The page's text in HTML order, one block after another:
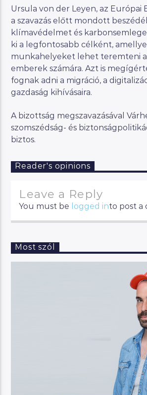
Ursula von der Leyen, az Európai
a szavazás előtt mondott
klímavédelmet és
ki a legfontosabb célként, amellyel
munkahelyeket lehet teremteni
emberek számára. Azt is
fognak adni a migráció, a
gazdaság kihívásaira.
A bizottság megszavazásával
szomszédság- és
biztos.
Reader's opinions
Leave a Reply
You must be logged into post a
Most szól